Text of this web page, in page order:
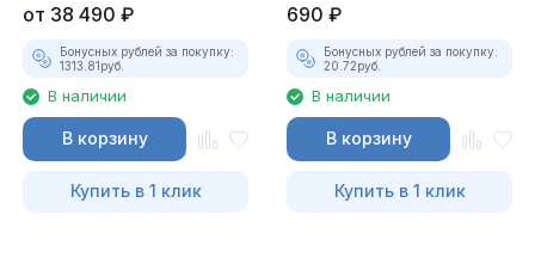
от 38 490 ₽
Бонусных рублей за покупку:
1313.81руб.
В наличии
В корзину
Купить в 1 клик
690 ₽
Бонусных рублей за покупку:
20.72руб.
В наличии
В корзину
Купить в 1 клик